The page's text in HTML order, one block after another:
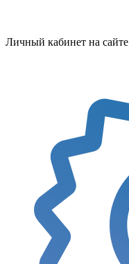
Личный кабинет на сайте